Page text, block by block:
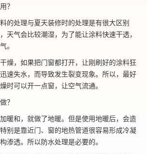
？
的处理与夏天装修时的处理是有很大区别
天气会比较潮湿，为了能让涂料快速干透，
。
燥，如果把门窗都打开，让刚刷好的涂料狂
速失水，而导致发生裂变现象。所以，最好
时可以开一点窗，让空气流通。
？
暖和，就做了地暖。但是使用地暖后，会造
别是靠近门、窗的地热管道很容易形成冷凝
渗透。所以防水处理是必要的。